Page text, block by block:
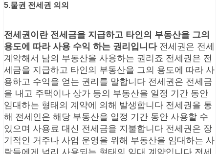
5.물권 전세권 의의
전세권이란 전세금을 지급하고 타인의 부동산을 그의
용도에 따라 사용 수익 하는 권리입니다전세권은 전세
계약해서 남의 부동산을 사용하는 권리죠 전세권은 전
세금을 지급하고 타인의 부동산을 그의 용도에 따라 사
용하고 수익을 얻는 권리를 말합니다 전세권은 전세금
을 내고 주택이나 상가 등의 부동산을 일정 기간 동안
임대하는 형태의 계약에 의해 발생합니다 전세권을 통
해 전세인은 해당 부동산을 일정 기간 동안 사용할 수
있으며 사용료 대신 전세금을 지불합니다 전세권은 장
기적인 거주나 사업 운영을 위해 부동산을 임대하는 사